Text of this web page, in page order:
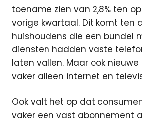
toename zien van 2,8% ten
vorige kwartaal. Dit komt ten
huishoudens die een bundel
diensten hadden vaste
laten vallen. Maar ook
vaker alleen internet en
Ook valt het op dat
vaker een vast abonnement